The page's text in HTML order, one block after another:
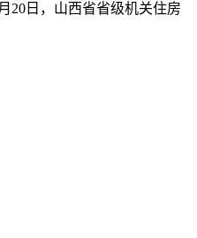
20日，山西省省级机关住房